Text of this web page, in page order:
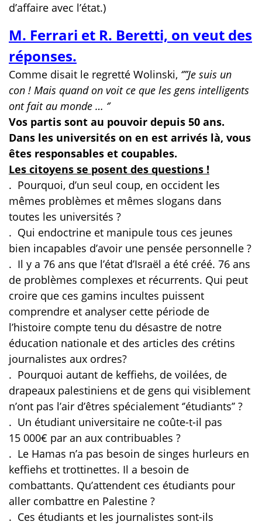
d’affaire avec l’état.)
M. Ferrari et R. Beretti, on veut des
réponses.
Comme disait le regretté Wolinski, ‘’’’Je suis un
con ! Mais quand on voit ce que les gens intelligents
ont fait au monde … ‘’
Vos partis sont au pouvoir depuis 50 ans.
Dans les universités on en est arrivés là, vous
êtes responsables et coupables.
Les citoyens se posent des questions !
. Pourquoi, d’un seul coup, en occident les
mêmes problèmes et mêmes slogans dans
toutes les universités ?
. Qui endoctrine et manipule tous ces jeunes
bien incapables d’avoir une pensée personnelle ?
. Il y a 76 ans que l’état d’Israël a été créé. 76 ans
de problèmes complexes et récurrents. Qui peut
croire que ces gamins incultes puissent
comprendre et analyser cette période de
l’histoire compte tenu du désastre de notre
éducation nationale et des articles des crétins
journalistes aux ordres?
. Pourquoi autant de keffiehs, de voilées, de
drapeaux palestiniens et de gens qui visiblement
n’ont pas l’air d’êtres spécialement ‘’étudiants’’ ?
. Un étudiant universitaire ne coûte-t-il pas
15 000€ par an aux contribuables ?
. Le Hamas n’a pas besoin de singes hurleurs en
keffiehs et trottinettes. Il a besoin de
combattants. Qu’attendent ces étudiants pour
aller combattre en Palestine ?
. Ces étudiants et les journalistes sont-ils